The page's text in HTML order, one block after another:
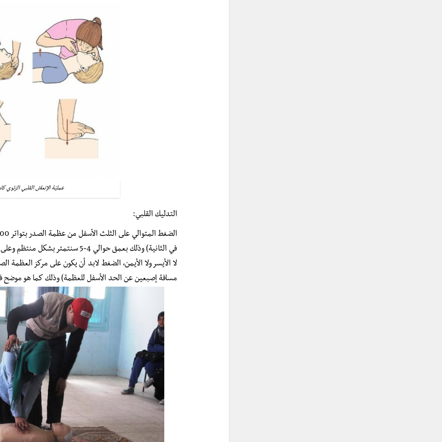
عمليّة الإنعاش القلبي الرّئوي
التدليك القلبي:
الضغط المتوالي على الثلث الأسفل من عظمة الصدر بتواتر 100 مرة في الدقيقة
في الثانية) وذلك بعمق حوالي 4-5
لا الأيسر ولا الأيمن، الضغط لابد أن يكون على مركز العظمة
مسافة إصبعين عن الحد الأسفل للعظمة) وذلك كما هو موضح